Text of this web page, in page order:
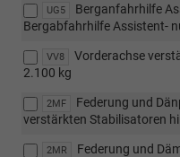
UG5
Berganfahrhilfe
Bergabfahrhilfe Assistent-
VV8
Vorderachse
2.100 kg
2MF
Federung und
verstärkten Stabilisatoren
2MR
Federung und